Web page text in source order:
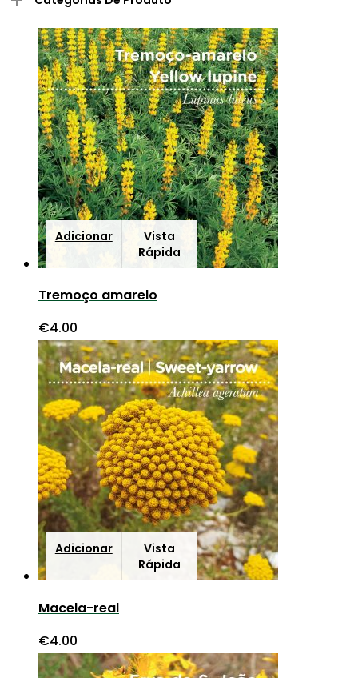
Adicionar
Vista
Rápida
Tremoço amarelo
€4.00
Adicionar
Vista
Rápida
Macela-real
€4.00